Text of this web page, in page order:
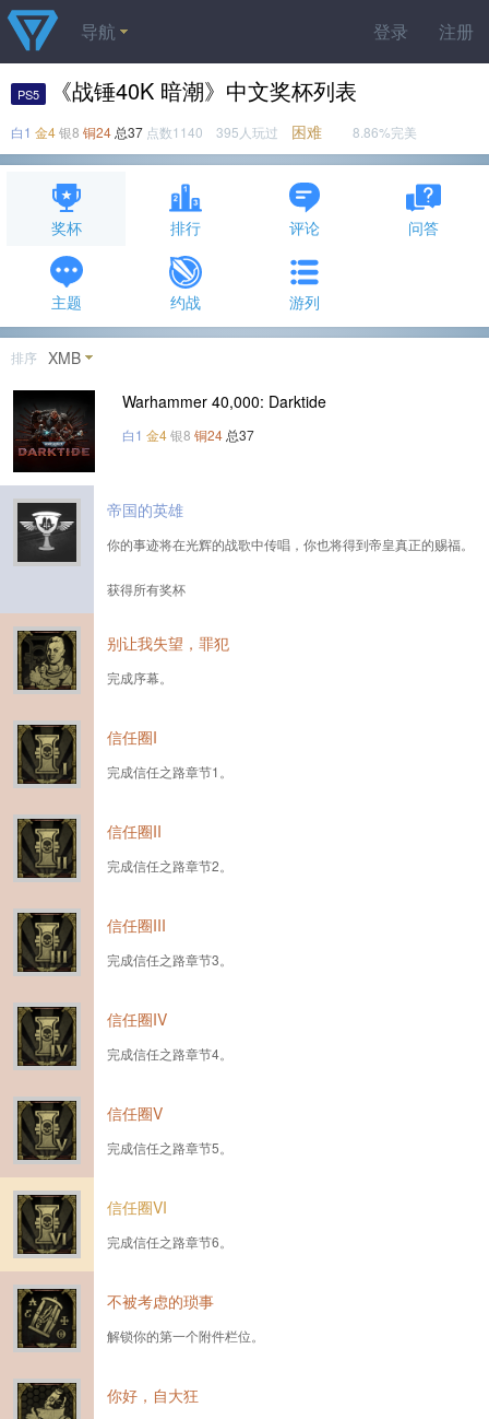
登录 注册
导航
PS5 《战锤40K 暗潮》中文奖杯列表
白1 金4银8 铜24 总37 点数1140 395人玩过 困难 8.86%完美
奖杯 排行 评论 问答
主题 约战 游列
排序 XMB
Warhammer 40,000: Darktide
白1 金4银8 铜24 总37
帝国的英雄
你的事迹将在光辉的战歌中传唱，你也将得到帝皇真正的赐福。
获得所有奖杯
别让我失望，罪犯
完成序幕。
信任圈I
完成信任之路章节1。
信任圈II
完成信任之路章节2。
信任圈III
完成信任之路章节3。
信任圈IV
完成信任之路章节4。
信任圈V
完成信任之路章节5。
信任圈VI
完成信任之路章节6。
不被考虑的琐事
解锁你的第一个附件栏位。
你好，自大狂